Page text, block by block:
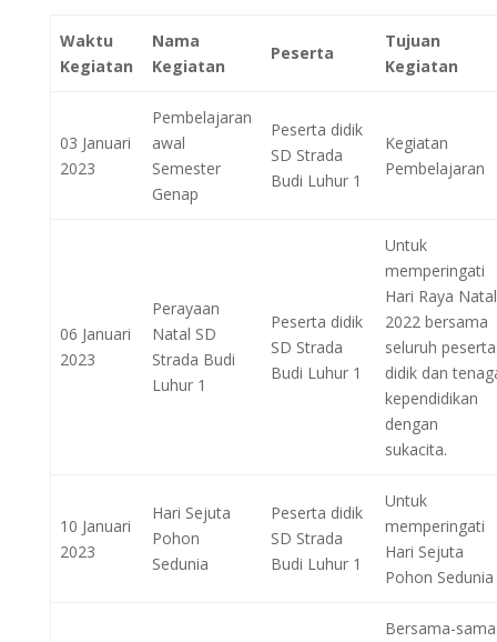
Waktu
Kegiatan
Nama
Kegiatan
Peserta
Tujuan
Kegiatan
03 Januari
2023
Pembelajaran
awal
Semester
Genap
Peserta didik
SD Strada
Budi Luhur 1
Kegiatan
Pembelajaran
06 Januari
2023
Perayaan
Natal SD
Strada Budi
Luhur 1
Peserta didik
SD Strada
Budi Luhur 1
Untuk
memperingati
Hari Raya Natal
2022 bersama
seluruh peserta
didik dan
kependidikan
dengan
sukacita.
10 Januari
2023
Hari Sejuta
Pohon
Sedunia
Peserta didik
SD Strada
Budi Luhur 1
Untuk
memperingati
Hari Sejuta
Pohon Sedunia
Bersama-sama